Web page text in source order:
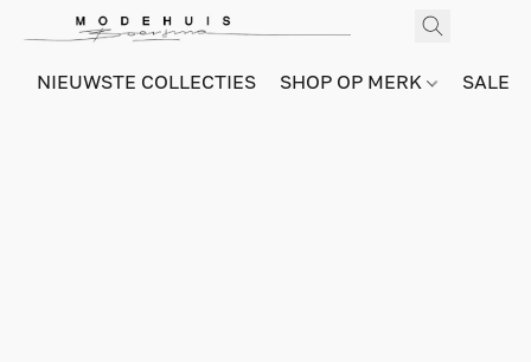
NIEUWSTE COLLECTIES SHOP OP MERK SALE